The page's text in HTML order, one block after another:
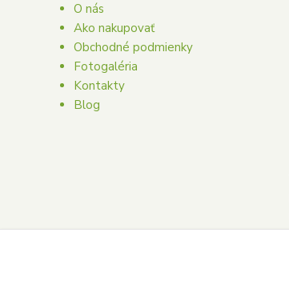
O nás
Ako nakupovať
Obchodné podmienky
Fotogaléria
Kontakty
Blog